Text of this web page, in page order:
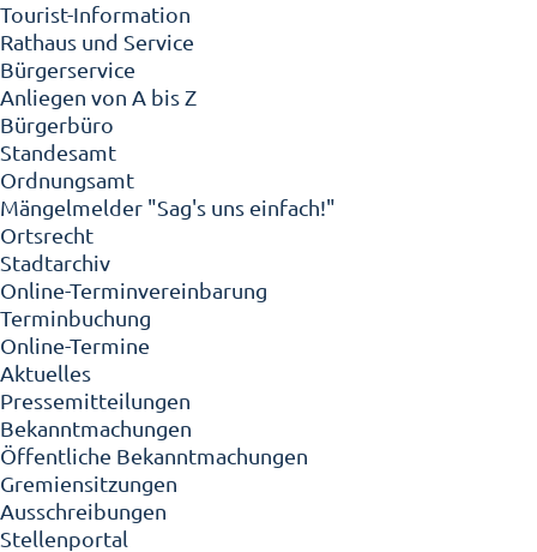
Tourist-Information
Rathaus und Service
Bürgerservice
Anliegen von A bis Z
Bürgerbüro
Standesamt
Ordnungsamt
Mängelmelder "Sag's uns einfach!"
Ortsrecht
Stadtarchiv
Online-Terminvereinbarung
Terminbuchung
Online-Termine
Aktuelles
Pressemitteilungen
Bekanntmachungen
Öffentliche Bekanntmachungen
Gremiensitzungen
Ausschreibungen
Stellenportal